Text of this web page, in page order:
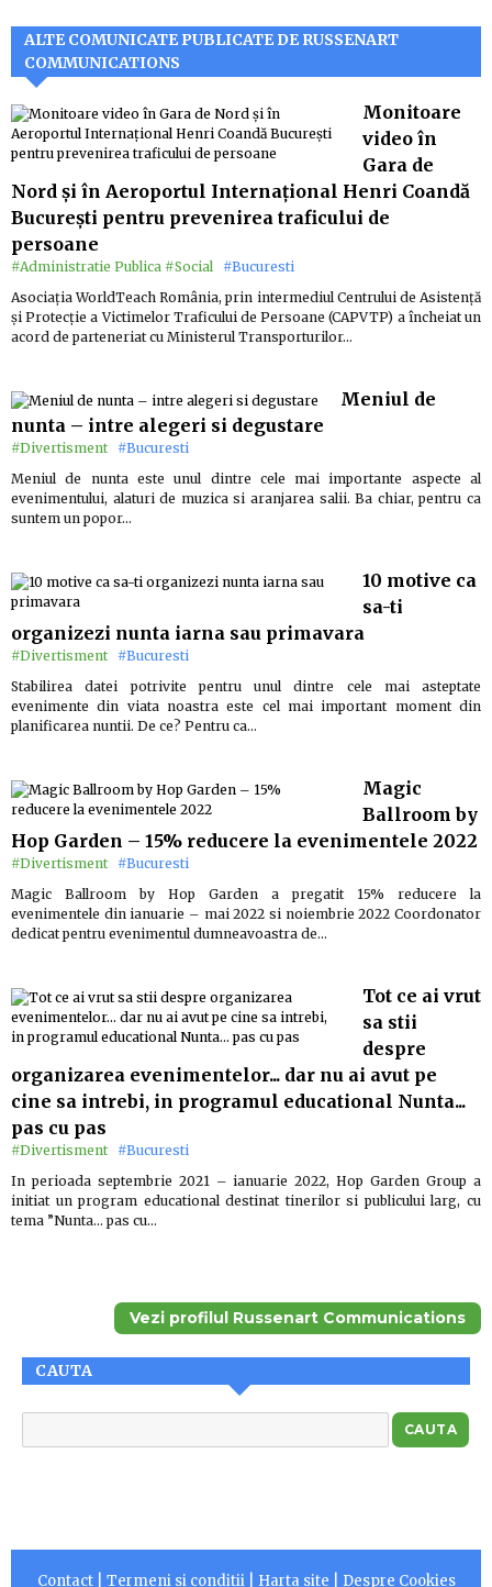
ALTE COMUNICATE PUBLICATE DE RUSSENART
COMMUNICATIONS
Monitoare
video în
Gara de
Nord și în Aeroportul Internațional Henri Coandă
București pentru prevenirea traficului de
persoane
#Administratie Publica #Social #Bucuresti
Asociația WorldTeach România, prin intermediul Centrului de Asistență
și Protecție a Victimelor Traficului de Persoane (CAPVTP) a încheiat un
acord de parteneriat cu Ministerul Transporturilor…
Meniul de
nunta – intre alegeri si degustare
#Divertisment #Bucuresti
Meniul de nunta este unul dintre cele mai importante aspecte al
evenimentului, alaturi de muzica si aranjarea salii. Ba chiar, pentru ca
suntem un popor…
10 motive ca
sa-ti
organizezi nunta iarna sau primavara
#Divertisment #Bucuresti
Stabilirea datei potrivite pentru unul dintre cele mai asteptate
evenimente din viata noastra este cel mai important moment din
planificarea nuntii. De ce? Pentru ca…
Magic
Ballroom by
Hop Garden – 15% reducere la evenimentele 2022
#Divertisment #Bucuresti
Magic Ballroom by Hop Garden a pregatit 15% reducere la
evenimentele din ianuarie – mai 2022 si noiembrie 2022 Coordonator
dedicat pentru evenimentul dumneavoastra de…
Tot ce ai vrut
sa stii
despre
organizarea evenimentelor... dar nu ai avut pe
cine sa intrebi, in programul educational Nunta...
pas cu pas
#Divertisment #Bucuresti
In perioada septembrie 2021 – ianuarie 2022, Hop Garden Group a
initiat un program educational destinat tinerilor si publicului larg, cu
tema ”Nunta… pas cu…
Vezi profilul Russenart Communications
CAUTA
Contact| Termeni si conditii| Harta site Despre Cookies